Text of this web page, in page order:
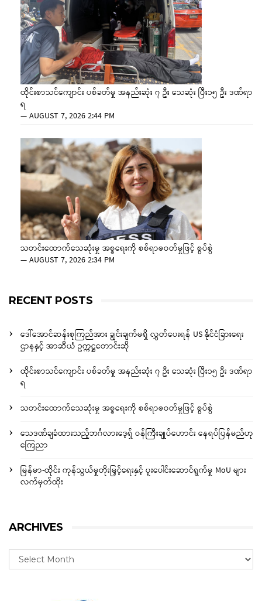
ထိုင်းစာသင်ကျောင်း ပစ်ခတ်မှု အနည်းဆုံး ၇ ဦး သေဆုံး ပြီး၁၅ ဦး ဒဏ်ရာ
ရ
—AUGUST 7, 2026 2:44 PM
သတင်းထောက်သေဆုံးမှု အစ္စရေးကို စစ်ရာဇဝတ်မှုဖြင့် စွပ်စွဲ
—AUGUST 7, 2026 2:34 PM
RECENT POSTS
ဒေါ်အောင်ဆန်းစုကြည်အား ချွင်းချက်မရှိ လွှတ်ပေးရန် US နိုင်ငံခြားရေး
ဌာနနှင့် အာဆီယံ ဥက္ကဋ္ဌတောင်းဆို
ထိုင်းစာသင်ကျောင်း ပစ်ခတ်မှု အနည်းဆုံး ၇ ဦး သေဆုံး ပြီး၁၅ ဦး ဒဏ်ရာ
ရ
သတင်းထောက်သေဆုံးမှု အစ္စရေးကို စစ်ရာဇဝတ်မှုဖြင့် စွပ်စွဲ
သေဒဏ်ချခံထားသည့်ဘင်္ဂလားဒေ့ရှ် ဝန်ကြီးချုပ်ဟောင်း နေရပ်ပြန်မည်ဟု
ကြေညာ
မြန်မာ-ထိုင်း ကုန်သွယ်မှုတိုးမြှင့်ရေးနှင့် ပူးပေါင်းဆောင်ရွက်မှု MoU များ
လက်မှတ်ထိုး
ARCHIVES